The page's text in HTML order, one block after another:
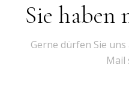
Sie haben
Gerne dürfen Sie
Mail